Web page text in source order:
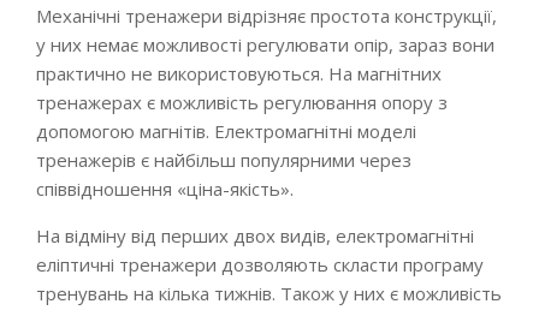
Механічні тренажери відрізняє простота конструкції,
у них немає можливості регулювати опір, зараз вони
практично не використовуються. На магнітних
тренажерах є можливість регулювання опору з
допомогою магнітів. Електромагнітні моделі
тренажерів є найбільш популярними через
співвідношення «ціна-якість».
На відміну від перших двох видів, електромагнітні
еліптичні тренажери дозволяють скласти програму
тренувань на кілька тижнів. Також у них є можливість